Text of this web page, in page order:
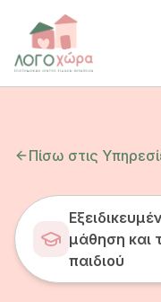
Πίσω στις
μάθηση και
παιδιού